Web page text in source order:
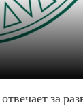
отвечает за